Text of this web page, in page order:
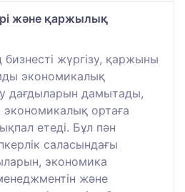
және қаржылық
бизнесті жүргізу, қаржыны
экономикалық
дағдыларын дамытады,
ортаға
етеді. Бұл пән
саласындағы
экономика
және